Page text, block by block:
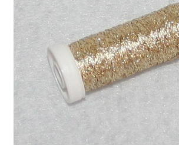
Handarbeiten-Käß-Shop
Kasse
Mein Konto